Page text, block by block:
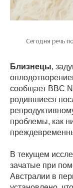
Сегодня речь
Близнецы,
сообщает BBC
родившиеся
проблемы, как
В текущем
зачатые при
Австралии в